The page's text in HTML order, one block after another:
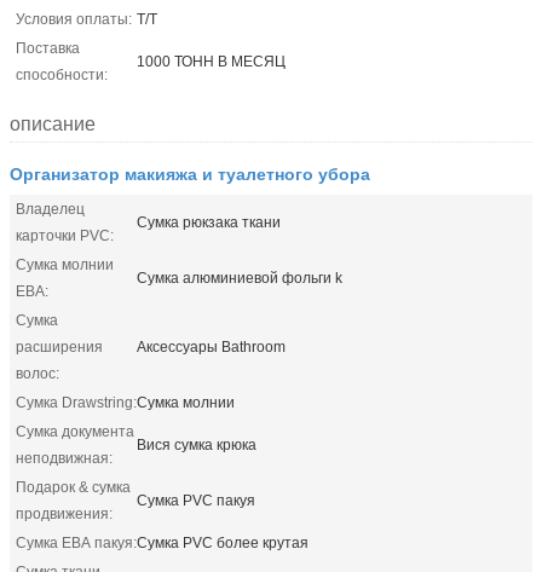
Условия оплаты: T/T
Поставка
способности:
1000 ТОНН В МЕСЯЦ
описание
Организатор макияжа и туалетного убора
Владелец
карточки PVC:
Сумка рюкзака ткани
Сумка молнии
ЕВА:
Сумка алюминиевой фольги k
Сумка
расширения
волос:
Аксессуары Bathroom
Сумка Drawstring:Сумка молнии
Сумка документа
неподвижная:
Вися сумка крюка
Подарок & сумка
продвижения:
Сумка PVC пакуя
Сумка ЕВА пакуя:Сумка PVC более крутая